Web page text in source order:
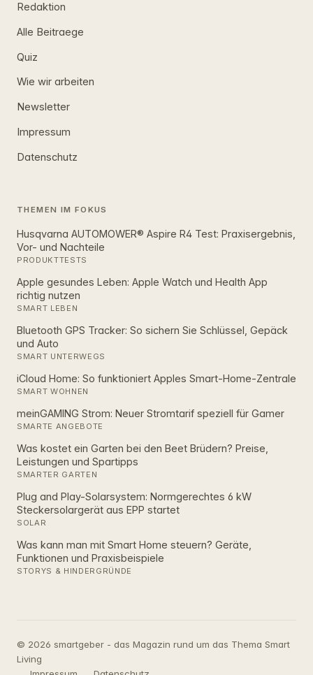
Redaktion
Alle Beitraege
Quiz
Wie wir arbeiten
Newsletter
Impressum
Datenschutz
THEMEN IM FOKUS
Husqvarna AUTOMOWER® Aspire R4 Test: Praxisergebnis,
Vor- und Nachteile
PRODUKTTESTS
Apple gesundes Leben: Apple Watch und Health App
richtig nutzen
SMART LEBEN
Bluetooth GPS Tracker: So sichern Sie Schlüssel, Gepäck
und Auto
SMART UNTERWEGS
iCloud Home: So funktioniert Apples Smart‑Home‑Zentrale
SMART WOHNEN
meinGAMING Strom: Neuer Stromtarif speziell für Gamer
SMARTE ANGEBOTE
Was kostet ein Garten bei den Beet Brüdern? Preise,
Leistungen und Spartipps
SMARTER GARTEN
Plug and Play-Solarsystem: Normgerechtes 6 kW
Steckersolargerät aus EPP startet
SOLAR
Was kann man mit Smart Home steuern? Geräte,
Funktionen und Praxisbeispiele
STORYS & HINDERGRÜNDE
© 2026 smartgeber - das Magazin rund um das Thema Smart
Living